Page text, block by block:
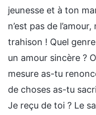
jeunesse et à ton
n’est pas de
trahison ! Quel
un amour sincère ?
mesure as-tu
de choses as-tu
Je reçu de toi ? Le